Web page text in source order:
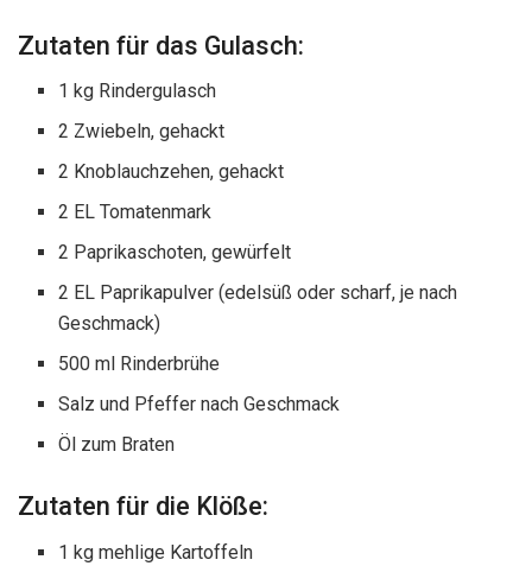
Zutaten für das Gulasch:
1 kg Rindergulasch
2 Zwiebeln, gehackt
2 Knoblauchzehen, gehackt
2 EL Tomatenmark
2 Paprikaschoten, gewürfelt
2 EL Paprikapulver (edelsüß oder scharf, je nach
Geschmack)
500 ml Rinderbrühe
Salz und Pfeffer nach Geschmack
Öl zum Braten
Zutaten für die Klöße:
1 kg mehlige Kartoffeln